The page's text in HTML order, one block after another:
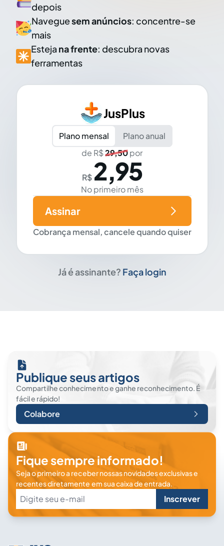
depois
Naveguesem anúncios: concentre-se
mais
Esteja na frente: descubra novas
ferramentas
JusPlus
Plano mensal
Plano anual
de R$29,50por
R$ 2,95
No primeiro mês
Cobrança mensal, cancele quando quiser
Assinar
Já é assinante? Faça login
Publique seus artigos
Compartilhe conhecimento e ganhe reconhecimento. É
fácil e rápido!
Colabore
Fique sempre informado!
Seja o primeiro a receber nossas novidades exclusivas e
recentes diretamente em sua caixa de entrada.
Inscrever